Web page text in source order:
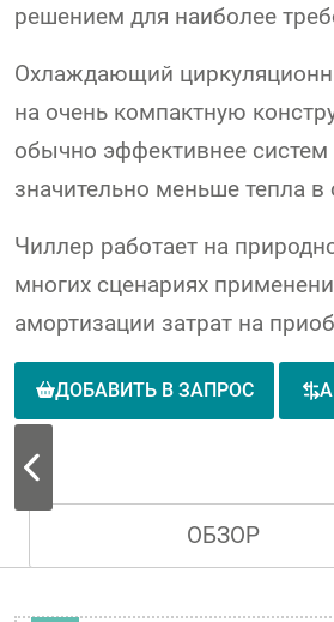
решением для наиболее
Охлаждающий
на очень компактную
обычно эффективнее
значительно меньше тепла
Чиллер работает на
многих сценариях
амортизации затрат на
ДОБАВИТЬ В ЗАПРОС
ОБЗОР